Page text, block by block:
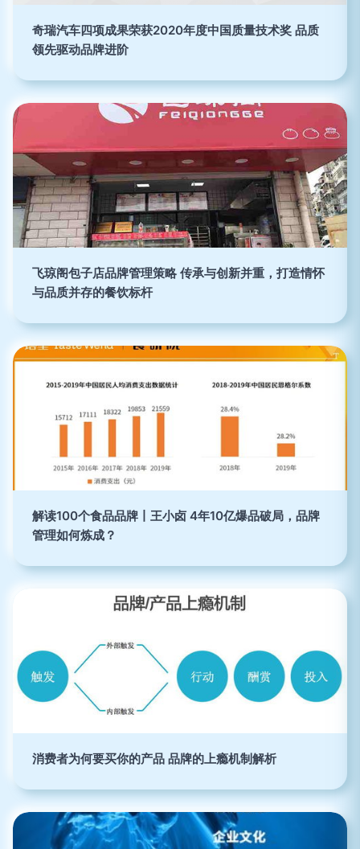
奇瑞汽车四项成果荣获2020年度中国质量技术奖 品质
领先驱动品牌进阶
飞琼阁包子店品牌管理策略 传承与创新并重，打造情怀
与品质并存的餐饮标杆
解读100个食品品牌丨王小卤 4年10亿爆品破局，品牌
管理如何炼成？
消费者为何要买你的产品 品牌的上瘾机制解析